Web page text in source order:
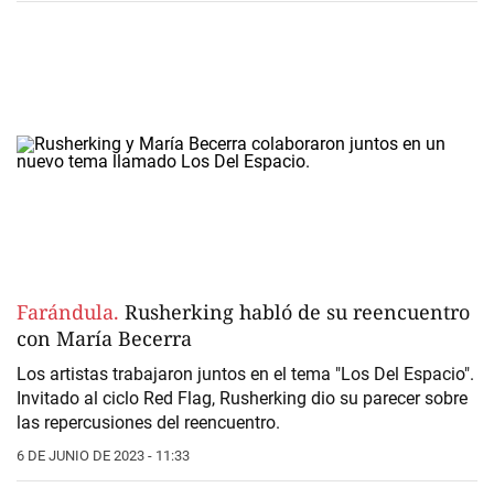
Farándula. Rusherking habló de su reencuentro
con María Becerra
Los artistas trabajaron juntos en el tema "Los Del Espacio".
Invitado al ciclo Red Flag, Rusherking dio su parecer sobre
las repercusiones del reencuentro.
6 DE JUNIO DE 2023 - 11:33